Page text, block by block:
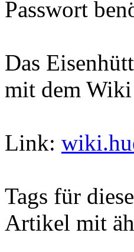
Passwort
Das
mit dem Wiki
Link:
Tags für
Artikel mit